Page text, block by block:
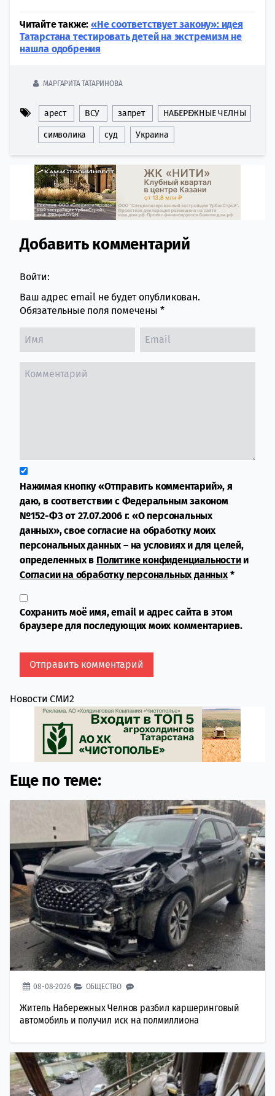
Читайте также: «Не соответствует закону»: идея
Татарстана тестировать детей на экстремизм не
нашла одобрения
МАРГАРИТА ТАТАРИНОВА
арест ВСУ запрет НАБЕРЕЖНЫЕ ЧЕЛНЫ
символика суд Украина
Comment section
Добавить комментарий
Войти:
Ваш адрес email не будет опубликован.
Обязательные поля помечены *
Нажимая кнопку «Отправить комментарий», я
даю, в соответствии с Федеральным законом
№152-ФЗ от 27.07.2006 г. «О персональных
данных», свое согласие на обработку моих
персональных данных – на условиях и для целей,
определенных в Политике конфиденциальностии
Согласии на обработку персональных данных*
Сохранить моё имя, email и адрес сайта в этом
браузере для последующих моих комментариев.
Новости СМИ2
Еще по теме:
08-08-2026 ОБЩЕСТВО
Житель Набережных Челнов разбил каршеринговый
автомобиль и получил иск на полмиллиона